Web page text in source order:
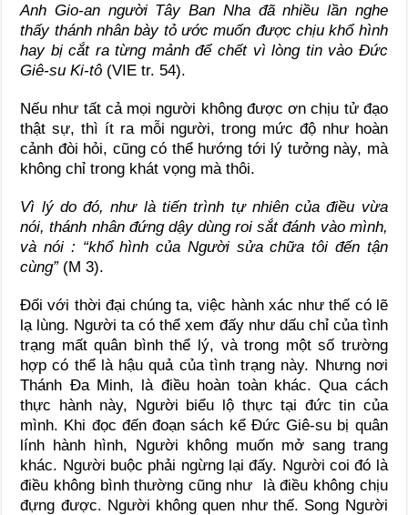
Anh Gio-an người Tây Ban Nha đã nhiều lần nghe
thấy thánh nhân bày tỏ ước muốn được chịu khổ hình
hay bị cắt ra từng mảnh để chết vì lòng tin vào Đức
Giê-su Ki-tô (VIE tr. 54).
Nếu như tất cả mọi người không được ơn chịu tử đạo
thật sự, thì ít ra mỗi người, trong mức độ như hoàn
cảnh đòi hỏi, cũng có thể hướng tới lý tưởng này, mà
không chỉ trong khát vọng mà thôi.
Vì lý do đó, như là tiến trình tự nhiên của điều vừa
nói, thánh nhân đứng dậy dùng roi sắt đánh vào mình,
và nói : “khổ hình của Người sửa chữa tôi đến tận
cùng” (M 3).
Đối với thời đại chúng ta, việc hành xác như thế có lẽ
lạ lùng. Người ta có thể xem đấy như dấu chỉ của tình
trạng mất quân bình thể lý, và trong một số trường
hợp có thể là hậu quả của tình trạng này. Nhưng nơi
Thánh Đa Minh, là điều hoàn toàn khác. Qua cách
thực hành này, Người biểu lộ thực tại đức tin của
mình. Khi đọc đến đoạn sách kể Đức Giê-su bị quân
lính hành hình, Người không muốn mở sang trang
khác. Người buộc phải ngừng lại đấy. Người coi đó là
điều không bình thường cũng như là điều không chịu
đựng được. Người không quen như thế. Song Người